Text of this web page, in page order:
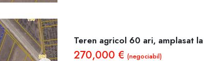
Teren agricol 60 ari, amplasat
270,000 € (negociabil)